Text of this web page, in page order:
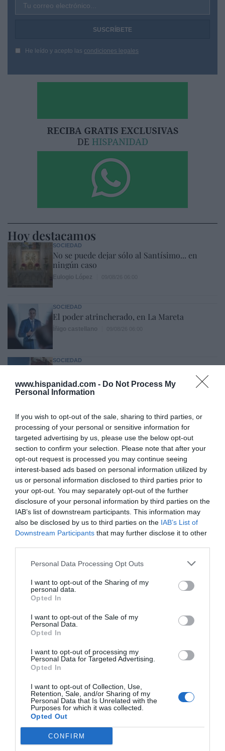
www.hispanidad.com - Do Not Process My
Personal Information
If you wish to opt-out of the sale, sharing to third parties, or
processing of your personal or sensitive information for
targeted advertising by us, please use the below opt-out
section to confirm your selection. Please note that after your
opt-out request is processed you may continue seeing
interest-based ads based on personal information utilized by
us or personal information disclosed to third parties prior to
your opt-out. You may separately opt-out of the further
disclosure of your personal information by third parties on the
IAB’s list of downstream participants. This information may
also be disclosed by us to third parties on the IAB’s List of
Downstream Participants that may further disclose it to other
Personal Data Processing Opt Outs
I want to opt-out of the Sharing of my
personal data.
Opted In
I want to opt-out of the Sale of my
Personal Data.
Opted In
I want to opt-out of processing my
Personal Data for Targeted Advertising.
Opted In
I want to opt-out of Collection, Use,
Retention, Sale, and/or Sharing of my
Personal Data that Is Unrelated with the
Purposes for which it was collected.
Opted Out
CONFIRM
Tu correo electrónico...
He leído y acepto las condiciones legales
Hoy destacamos
SOCIEDAD
No se puede dejar sólo al Santísimo... en
ningún caso
SOCIEDAD
El poder atrincherado, en La Mareta
SOCIEDAD
satanismo?
Eulogio López
SOCIEDAD
Memes. Gandalf y el mediano
Redacción 09/08/26 06:00
Los cambios del Papa León XIV: lentos pero
acertados
Eulogio López
LA RESISTENCIA
Cuando los masones intentaron extorsionar
Javier Paredes 09/08/26 06:00
INTERNACIONAL
Primarias presidenciales demócratas 2028. El
escena y lo hace con las peores propuestas de
Biden
Marcelo Gullo: “El trabajo de desmitificar la
historia, de poner la verdadera, de
desmontar la falsificación, es un trabajo
cristiano"
por Hispanidad